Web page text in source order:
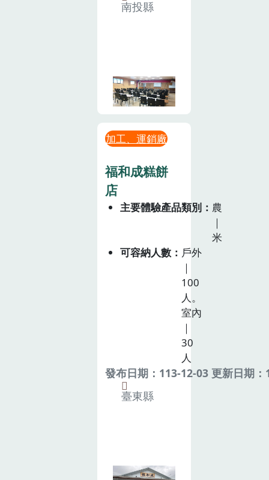
南投縣
加工、運銷廠
福和成糕餅
店
主要體驗產品類別
農
｜
米
可容納人數
戶外
｜
100
人。
室內
｜
30
人
發布日期：113-12-03 更新日期
臺東縣